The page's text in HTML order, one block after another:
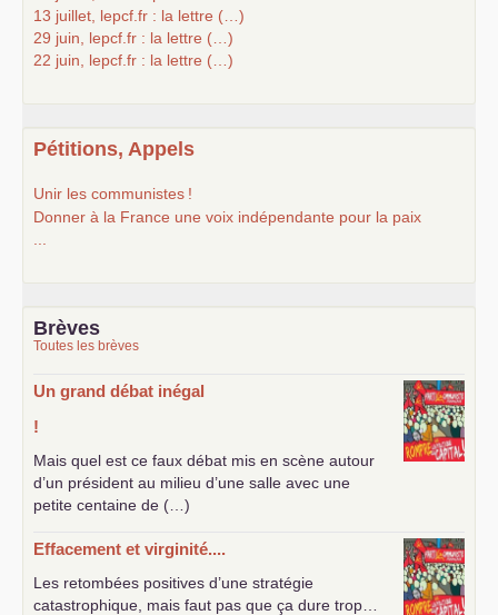
13 juillet, lepcf.fr : la lettre (…)
29 juin, lepcf.fr : la lettre (…)
22 juin, lepcf.fr : la lettre (…)
Pétitions, Appels
Unir les communistes !
Donner à la France une voix indépendante pour la paix
Brèves
Toutes les brèves
Un grand débat inégal
!
Mais quel est ce faux débat mis en scène autour
d’un président au milieu d’une salle avec une
petite centaine de (…)
Effacement et virginité....
Les retombées positives d’une stratégie
catastrophique, mais faut pas que ça dure trop…